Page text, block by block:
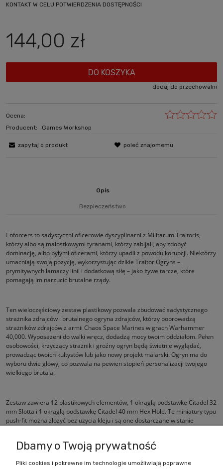
KONTAKT W CELU POTWIERDZENIA DOSTĘPNOŚCI
144,00 zł
DO KOSZYKA
dodaj do przechowalni
Ocena:
Producent:
Games Workshop
zapytaj o produkt poleć znajomemu
Opis
Bezpieczeństwo
Enforcers to sadystyczni oficerowie dyscyplinarni z Militarum Traitoris,
którzy albo są małostkowymi tyranami, którzy zabijali, aby zdobyć
dominację, albo byłymi oficerami, którzy upadli z powodu korupcji. Niektórzy
umacniają swoją pozycję, wykorzystując dzikie Traitor Ogryns –
prymitywnych łamaczy linii i dodatkową siłę – jako żywe tarcze, które
pomagają im narzucić brutalne rządy.
Ten wieloczęściowy zestaw plastikowy pozwala zbudować sadystycznego
strażnika zdrajców i brutalnego ogryna zdrajców, którzy poprowadzą
strażników zdrajców z armii Chaos Space Marines w grach Warhammer
40,000. Wyposażeni do walki wręcz, dodadzą mocy twoim oddziałom. Pełen
osobowości, krzyczący strażnik i groźny ogryn będą świetnie wyglądać,
prowadząc twoich kultystów lub jako nowy projekt malarski. Ogryn ma do
wyboru dwie głowy, co pozwala na pewien stopień personalizacji twojego
wielkiego brutala.
Zestaw zawiera 12 plastikowych elementów, 1 okrągłą podstawkę Citadel 32
mm Slotta i 1 okrągłą podstawkę Citadel 40 mm Hex Hole. Te miniatury typu
push-fit można złożyć bez użycia kleju i są one dostarczane w stanie
Dbamy o Twoją prywatność
Pliki cookies i pokrewne im technologie umożliwiają poprawne